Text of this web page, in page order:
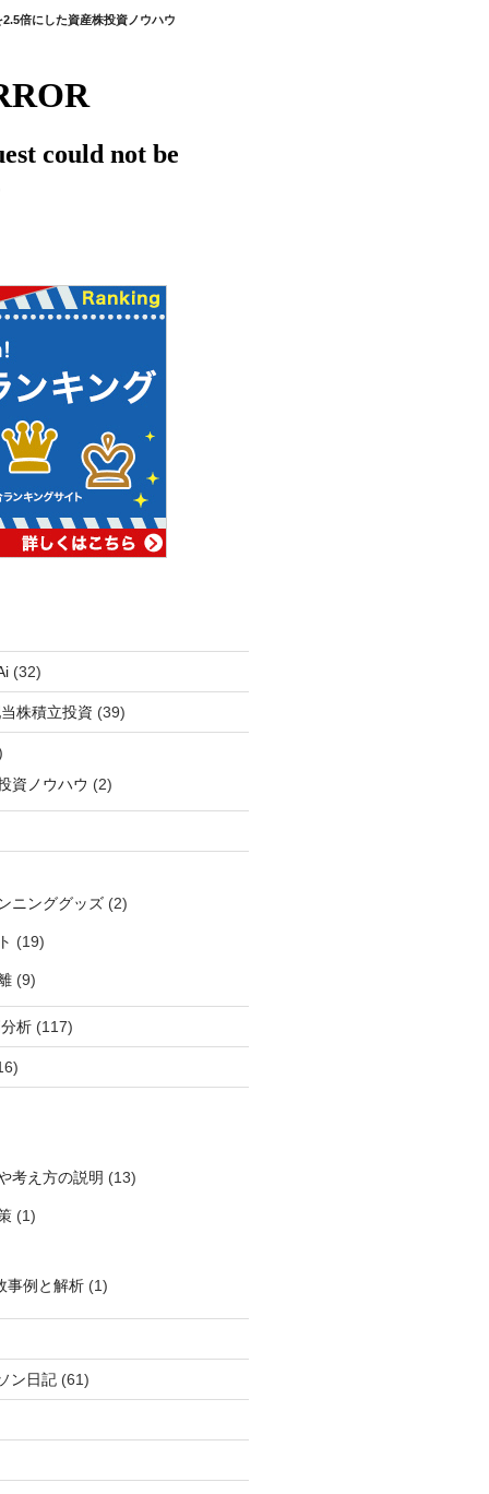
倍にした資産株投資ノウハウ
(32)
株積立投資 (39)
資ノウハウ (2)
ニンググッズ(2)
(19)
(9)
析(117)
考え方の説明 (13)
(1)
事例と解析(1)
ン日記(61)